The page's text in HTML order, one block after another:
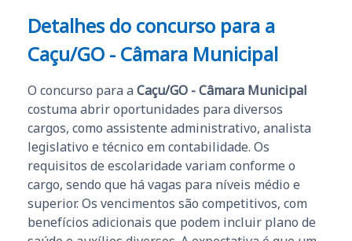
Detalhes do concurso para a
Caçu/GO - Câmara Municipal
O concurso para a Caçu/GO - Câmara Municipal
costuma abrir oportunidades para diversos
cargos, como assistente administrativo, analista
legislativo e técnico em contabilidade. Os
requisitos de escolaridade variam conforme o
cargo, sendo que há vagas para níveis médio e
superior. Os vencimentos são competitivos, com
benefícios adicionais que podem incluir plano de